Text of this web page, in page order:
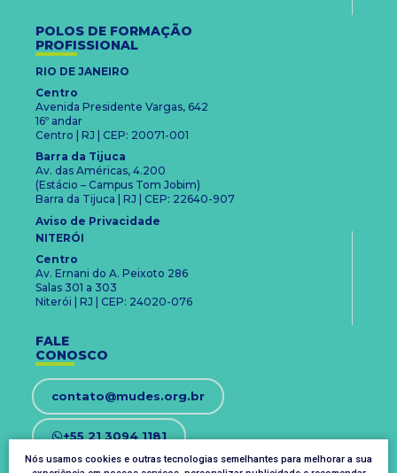
POLOS DE FORMAÇÃO
PROFISSIONAL
RIO DE JANEIRO
Centro
Avenida Presidente Vargas, 642
16º andar
Centro | RJ | CEP: 20071-001
Barra da Tijuca
Av. das Américas, 4.200
(Estácio – Campus Tom Jobim)
Barra da Tijuca | RJ | CEP: 22640-907
Aviso de Privacidade
NITERÓI
Centro
Av. Ernani do A. Peixoto 286
Salas 301 a 303
Niterói | RJ | CEP: 24020-076
FALE
CONOSCO
contato@mudes.org.br
+55 21 3094 1181
Nós usamos cookies e outras tecnologias semelhantes para melhorar a sua